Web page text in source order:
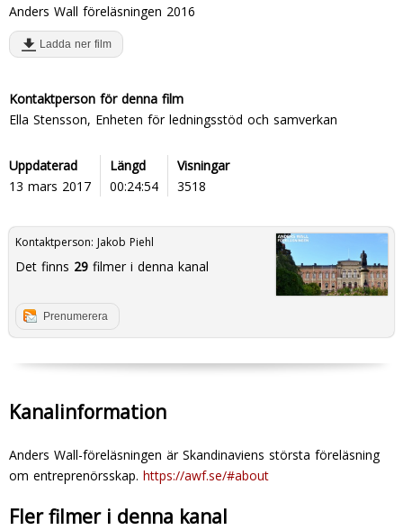
Anders Wall föreläsningen 2016
Ladda ner film
Kontaktperson för denna film
Ella Stensson, Enheten för ledningsstöd och samverkan
Uppdaterad
13 mars 2017
Längd
00:24:54
Visningar
3518
Kontaktperson: Jakob Piehl
Det finns 29filmer i denna kanal
Prenumerera
Kanalinformation
Anders Wall-föreläsningen är Skandinaviens största föreläsning
om entreprenörsskap. https://awf.se/#about
Fler filmer i denna kanal